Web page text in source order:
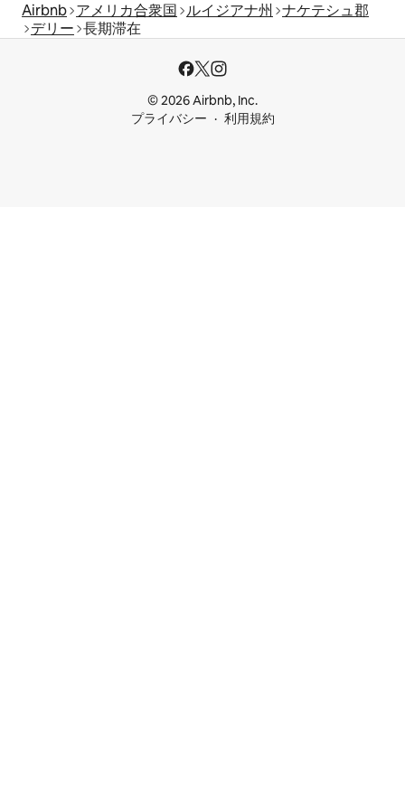
Airbnb アメリカ合衆国 ルイジアナ州
ナケテシュ郡
デリー 長期滞在
© 2026 Airbnb, Inc.
プライバシー
利用規約